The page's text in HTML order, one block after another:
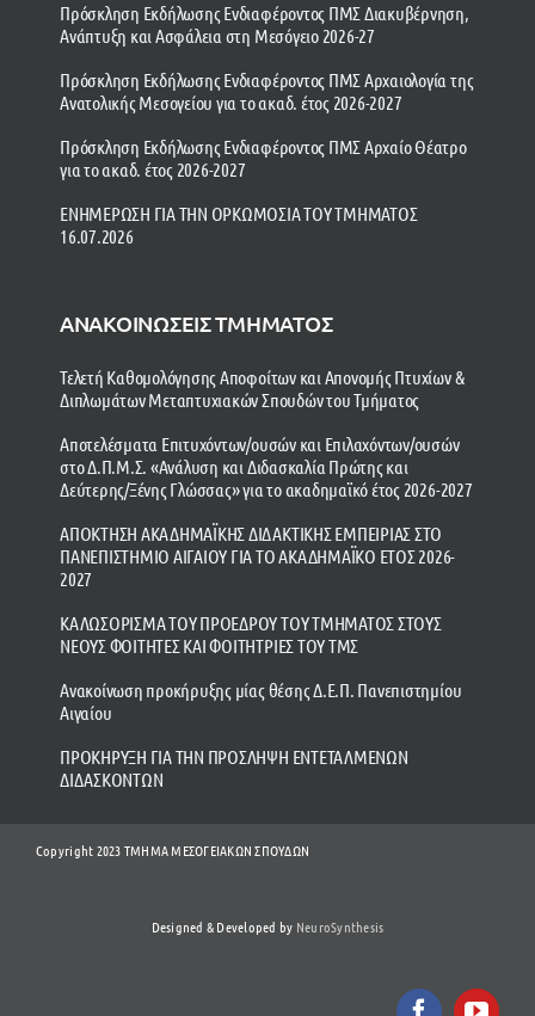
Πρόσκληση Εκδήλωσης Ενδιαφέροντος ΠΜΣ Διακυβέρνηση,
Ανάπτυξη και Ασφάλεια στη Μεσόγειο 2026-27
Πρόσκληση Εκδήλωσης Ενδιαφέροντος ΠΜΣ Αρχαιολογία της
Ανατολικής Μεσογείου για το ακαδ. έτος 2026-2027
Πρόσκληση Εκδήλωσης Ενδιαφέροντος ΠΜΣ Αρχαίο Θέατρο
για το ακαδ. έτος 2026-2027
ΕΝΗΜΕΡΩΣΗ ΓΙΑ ΤΗΝ ΟΡΚΩΜΟΣΙΑ ΤΟΥ ΤΜΗΜΑΤΟΣ
16.07.2026
ΑΝΑΚΟΙΝΩΣΕΙΣ ΤΜΗΜΑΤΟΣ
Τελετή Καθομολόγησης Αποφοίτων και Απονομής Πτυχίων &
Διπλωμάτων Μεταπτυχιακών Σπουδών του Τμήματος
Αποτελέσματα Επιτυχόντων/ουσών και Επιλαχόντων/ουσών
στο Δ.Π.Μ.Σ. «Ανάλυση και Διδασκαλία Πρώτης και
Δεύτερης/Ξένης Γλώσσας» για το ακαδημαϊκό έτος 2026-2027
ΑΠΟΚΤΗΣΗ ΑΚΑΔΗΜΑΪΚΗΣ ΔΙΔΑΚΤΙΚΗΣ ΕΜΠΕΙΡΙΑΣ ΣΤΟ
ΠΑΝΕΠΙΣΤΗΜΙΟ ΑΙΓΑΙΟΥ ΓΙΑ ΤΟ ΑΚΑΔΗΜΑΪΚΟ ΕΤΟΣ 2026-
2027
ΚΑΛΩΣΟΡΙΣΜΑ ΤΟΥ ΠΡΟΕΔΡΟΥ ΤΟΥ ΤΜΗΜΑΤΟΣ ΣΤΟΥΣ
ΝΕΟΥΣ ΦΟΙΤΗΤΕΣ ΚΑΙ ΦΟΙΤΗΤΡΙΕΣ ΤΟΥ ΤΜΣ
Ανακοίνωση προκήρυξης μίας θέσης Δ.Ε.Π. Πανεπιστημίου
Αιγαίου
ΠΡΟΚΗΡΥΞΗ ΓΙΑ ΤΗΝ ΠΡΟΣΛΗΨΗ ΕΝΤΕΤΑΛΜΕΝΩΝ
ΔΙΔΑΣΚΟΝΤΩΝ
Copyright 2023 ΤΜΗΜΑ ΜΕΣΟΓΕΙΑΚΩΝ ΣΠΟΥΔΩΝ
Designed & Developed by NeuroSynthesis